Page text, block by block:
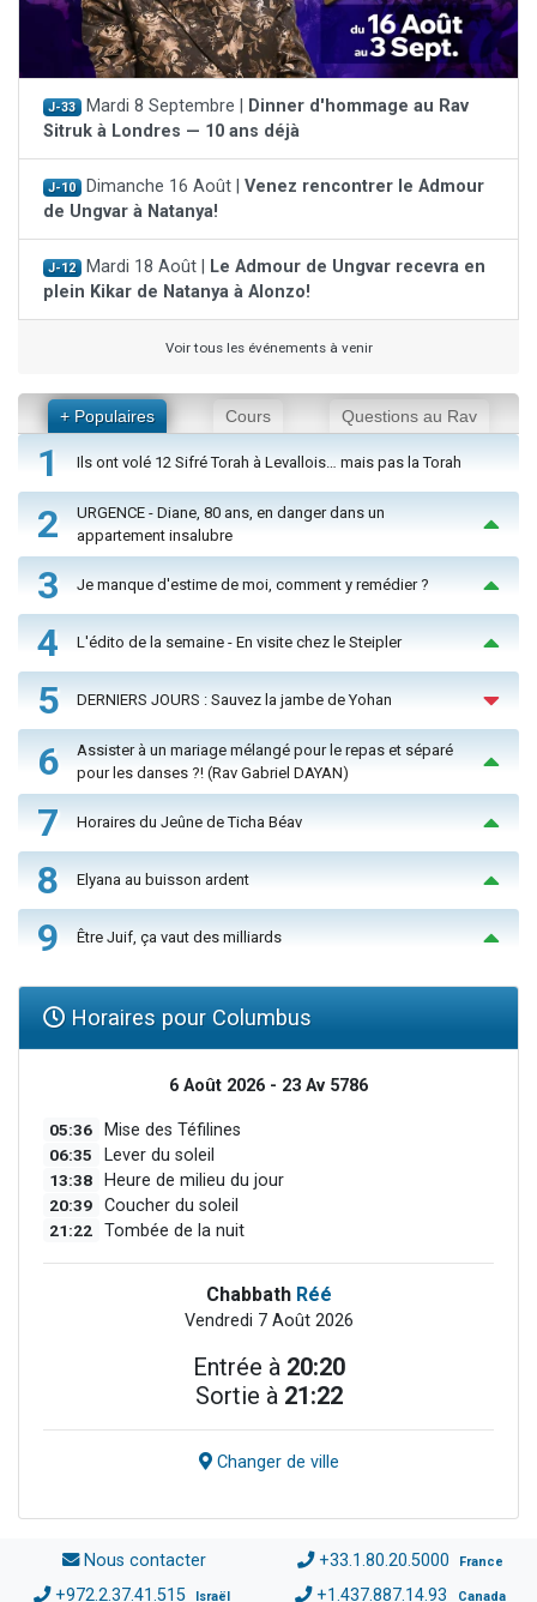
J-33 Mardi 8 Septembre |
Dinner d'hommage au Rav
Sitruk à Londres — 10 ans déjà
J-10 Dimanche 16 Août | Venez rencontrer le Admour
de Ungvar à Natanya!
J-12 Mardi 18 Août |
Le Admour de Ungvar recevra en
plein Kikar de Natanya à Alonzo!
Voir tous les événements à venir
+ Populaires Cours Questions au Rav
1 Ils ont volé 12 Sifré Torah à Levallois… mais pas la Torah
2
URGENCE - Diane, 80 ans, en danger dans un
appartement insalubre
3 Je manque d'estime de moi, comment y remédier ?
4 L'édito de la semaine - En visite chez le Steipler
5 DERNIERS JOURS : Sauvez la jambe de Yohan
6
Assister à un mariage mélangé pour le repas et séparé
pour les danses ?! (Rav Gabriel DAYAN)
7 Horaires du Jeûne de Ticha Béav
8 Elyana au buisson ardent
9 Être Juif, ça vaut des milliards
Horaires pour Columbus
6 Août 2026 - 23 Av 5786
05:36 Mise des Téfilines
06:35 Lever du soleil
13:38 Heure de milieu du jour
20:39 Coucher du soleil
21:22 Tombée de la nuit
Chabbath Réé
Vendredi 7 Août 2026
Entrée à 20:20
Sortie à 21:22
Changer de ville
Nous contacter +33.1.80.20.5000 France
+972.2.37.41.515 Israël +1.437.887.14.93 Canada